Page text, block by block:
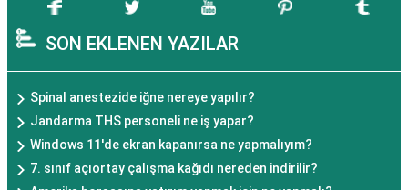
SON EKLENEN YAZILAR
Spinal anestezide iğne nereye yapılır?
Jandarma THS personeli ne iş yapar?
Windows 11'de ekran kapanırsa ne yapmalıyım?
7. sınıf açıortay çalışma kağıdı nereden indirilir?